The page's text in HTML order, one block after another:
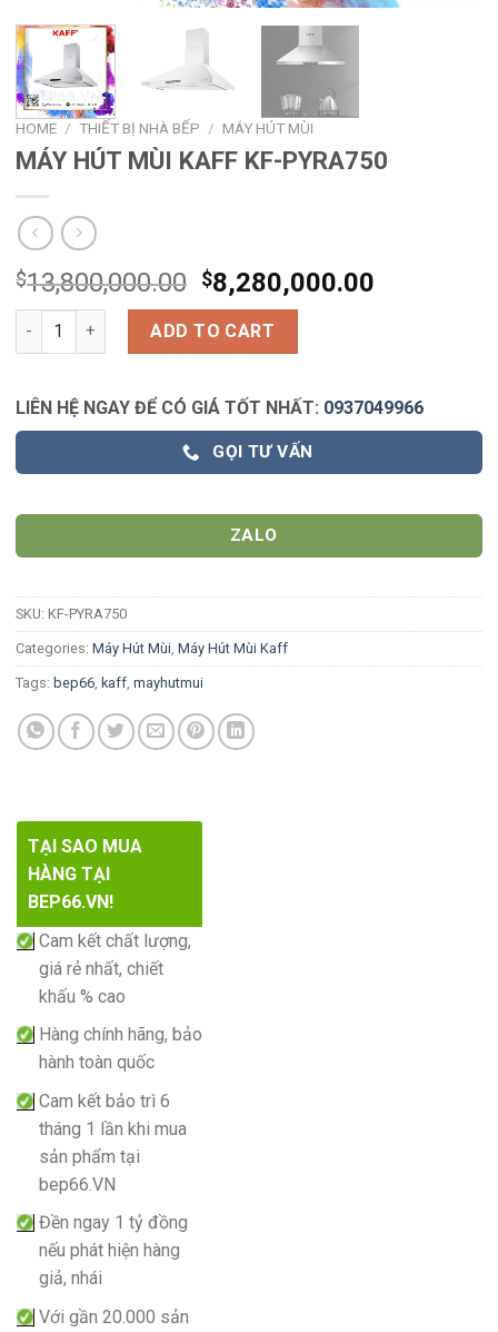
HOME / THIẾT BỊ NHÀ BẾP / MÁY HÚT MÙI
MÁY HÚT MÙI KAFF KF-PYRA750
$13,800,000.00 $8,280,000.00
MÁY HÚT MÙI KAFF KF-PYRA750 quantity
ADD TO CART
LIÊN HỆ NGAY ĐỂ CÓ GIÁ TỐT NHẤT: 0937049966
GỌI TƯ VẤN
ZALO
SKU: KF-PYRA750
Categories: Máy Hút Mùi Máy Hút Mùi Kaff
Tags: bep66 kaff mayhutmui
TẠI SAO MUA
HÀNG TẠI
BEP66.VN!
Cam kết chất lượng,
giá rẻ nhất, chiết
khấu % cao
Hàng chính hãng, bảo
hành toàn quốc
Cam kết bảo trì 6
tháng 1 lần khi mua
sản phẩm tại
bep66.VN
Đền ngay 1 tỷ đồng
nếu phát hiện hàng
giả, nhái
Với gần 20.000 sản